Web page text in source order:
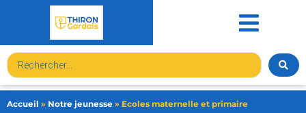
Accueil » Notre jeunesse » Ecoles maternelle et primaire